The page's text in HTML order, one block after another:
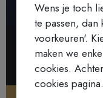
Wens je toch
te passen,
voorkeuren'.
maken we
cookies.
cookies pagina.